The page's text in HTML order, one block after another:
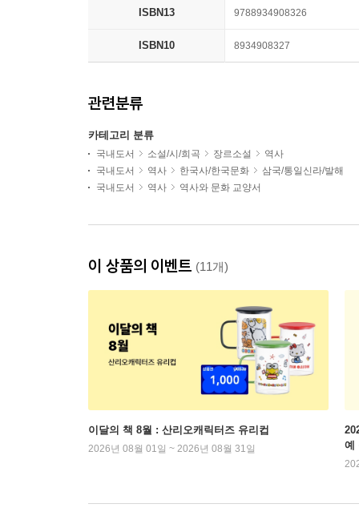
ISBN13 9788934908326
ISBN10 8934908327
관련분류
카테고리 분류
국내도서 소설/시/희곡 장르소설
역사
국내도서
역사 한국사/한국문화
삼국/통일신라/발해
국내도서
역사 역사와 문화 교양서
이 상품의 이벤트 (11개)
이달의 책 8월 : 산리오캐릭터즈 유리컵
2026년 08월 01일 ~ 2026년 08월 31일
예